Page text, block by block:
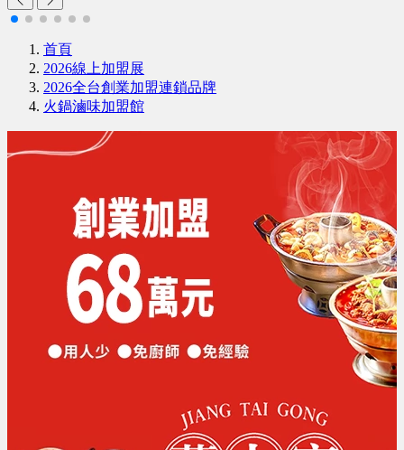
首頁
2026線上加盟展
2026全台創業加盟連鎖品牌
火鍋滷味加盟館